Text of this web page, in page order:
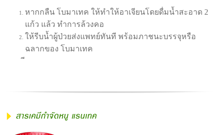
หากกลืน โบมาเทค ให้ทำให้อาเจียนโดยดื่มน้ำสะอาด 2
แก้ว แล้ว ทำการล้วงคอ
ให้รีบน้ำผู้ป่วยส่งแพทย์ทันที พร้อมภาชนะบรรจุหรือ
ฉลากของ โบมาเทค